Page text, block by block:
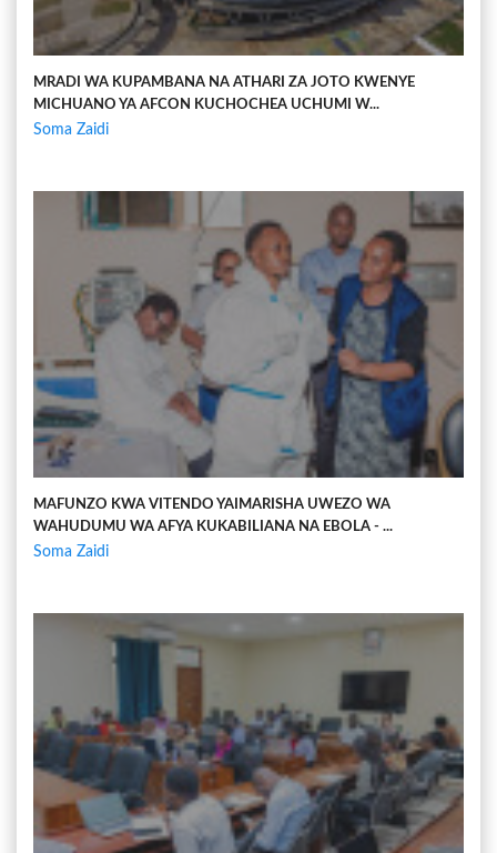
MRADI WA KUPAMBANA NA ATHARI ZA JOTO KWENYE
MICHUANO YA AFCON KUCHOCHEA UCHUMI W...
Soma Zaidi
MAFUNZO KWA VITENDO YAIMARISHA UWEZO WA
WAHUDUMU WA AFYA KUKABILIANA NA EBOLA - ...
Soma Zaidi